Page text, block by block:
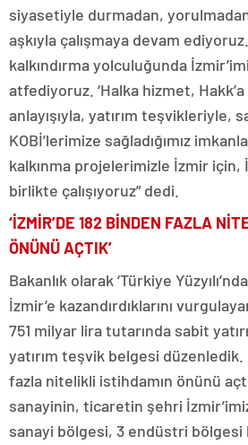
siyasetiyle durmadan,
aşkıyla çalışmaya devam
kalkındırma yolculuğunda
atfediyoruz. ‘Halka hizmet,
anlayışıyla, yatırım teşvikleriyle,
KOBİ’lerimize sağladığımız
kalkınma projelerimizle İzmir
birlikte çalışıyoruz” dedi.
‘İZMİR’DE 182 BİNDEN FAZLA
ÖNÜNÜ AÇTIK’
Bakanlık olarak ‘Türkiye
İzmir’e kazandırdıklarını
751 milyar lira tutarında sabit
yatırım teşvik belgesi düzenledik.
fazla nitelikli istihdamın önünü
sanayinin, ticaretin şehri
sanayi bölgesi, 3 endüstri bölgesi